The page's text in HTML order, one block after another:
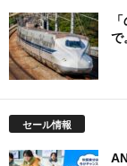
で
セール情報